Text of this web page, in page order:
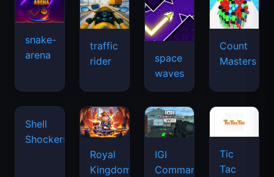
snake-
arena
traffic
rider
space
waves
Count
Masters
Royal
Kingdom
IGI
Commando
Tic
Tac